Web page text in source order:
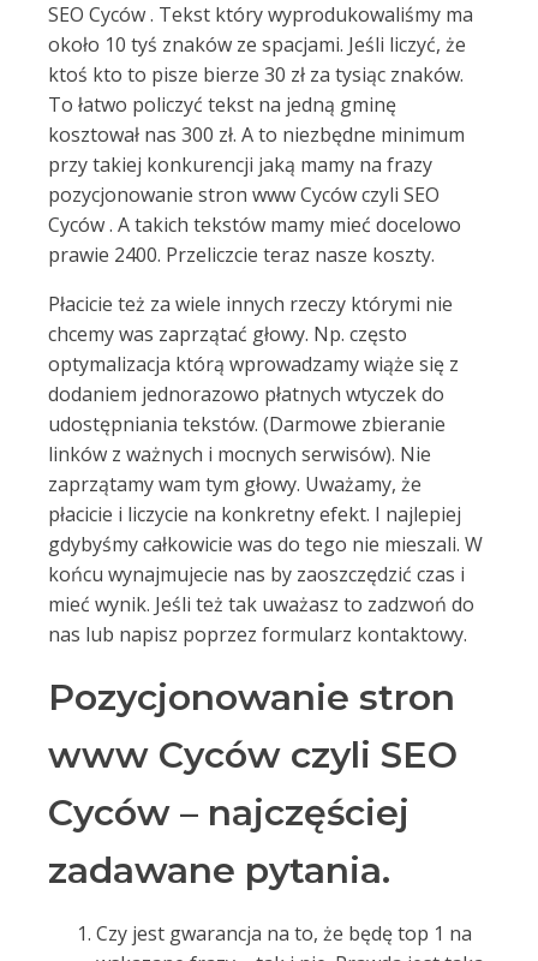
SEO Cyców . Tekst który wyprodukowaliśmy ma
około 10 tyś znaków ze spacjami. Jeśli liczyć, że
ktoś kto to pisze bierze 30 zł za tysiąc znaków.
To łatwo policzyć tekst na jedną gminę
kosztował nas 300 zł. A to niezbędne minimum
przy takiej konkurencji jaką mamy na frazy
pozycjonowanie stron www Cyców czyli SEO
Cyców . A takich tekstów mamy mieć docelowo
prawie 2400. Przeliczcie teraz nasze koszty.
Płacicie też za wiele innych rzeczy którymi nie
chcemy was zaprzątać głowy. Np. często
optymalizacja którą wprowadzamy wiąże się z
dodaniem jednorazowo płatnych wtyczek do
udostępniania tekstów. (Darmowe zbieranie
linków z ważnych i mocnych serwisów). Nie
zaprzątamy wam tym głowy. Uważamy, że
płacicie i liczycie na konkretny efekt. I najlepiej
gdybyśmy całkowicie was do tego nie mieszali. W
końcu wynajmujecie nas by zaoszczędzić czas i
mieć wynik. Jeśli też tak uważasz to zadzwoń do
nas lub napisz poprzez formularz kontaktowy.
Pozycjonowanie stron
www Cyców czyli SEO
Cyców – najczęściej
zadawane pytania.
Czy jest gwarancja na to, że będę top 1 na